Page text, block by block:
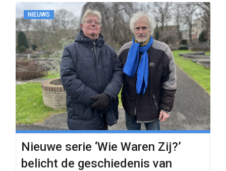
NIEUWS
Nieuwe serie ‘Wie Waren Zij?’
belicht de geschiedenis van